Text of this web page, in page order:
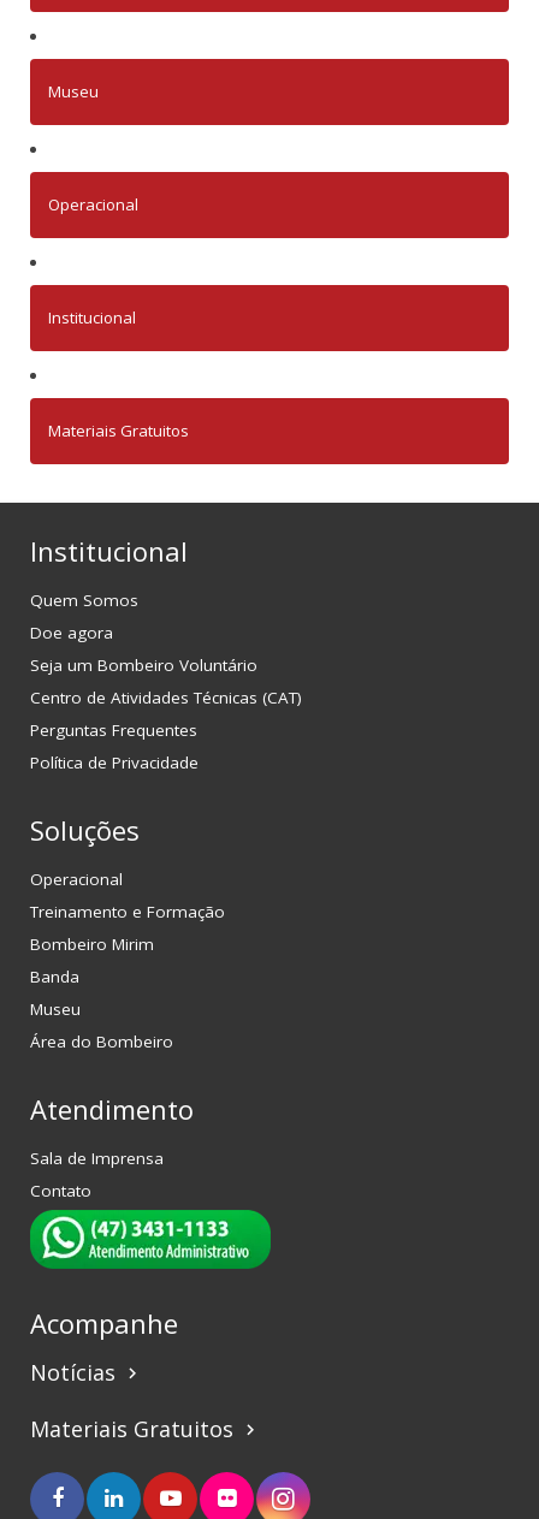
Museu
Operacional
Institucional
Materiais Gratuitos
Institucional
Quem Somos
Doe agora
Seja um Bombeiro Voluntário
Centro de Atividades Técnicas (CAT)
Perguntas Frequentes
Política de Privacidade
Soluções
Operacional
Treinamento e Formação
Bombeiro Mirim
Banda
Museu
Área do Bombeiro
Atendimento
Sala de Imprensa
Contato
Acompanhe
Notícias keyboard_arrow_right
Materiais Gratuitos keyboard_arrow_right